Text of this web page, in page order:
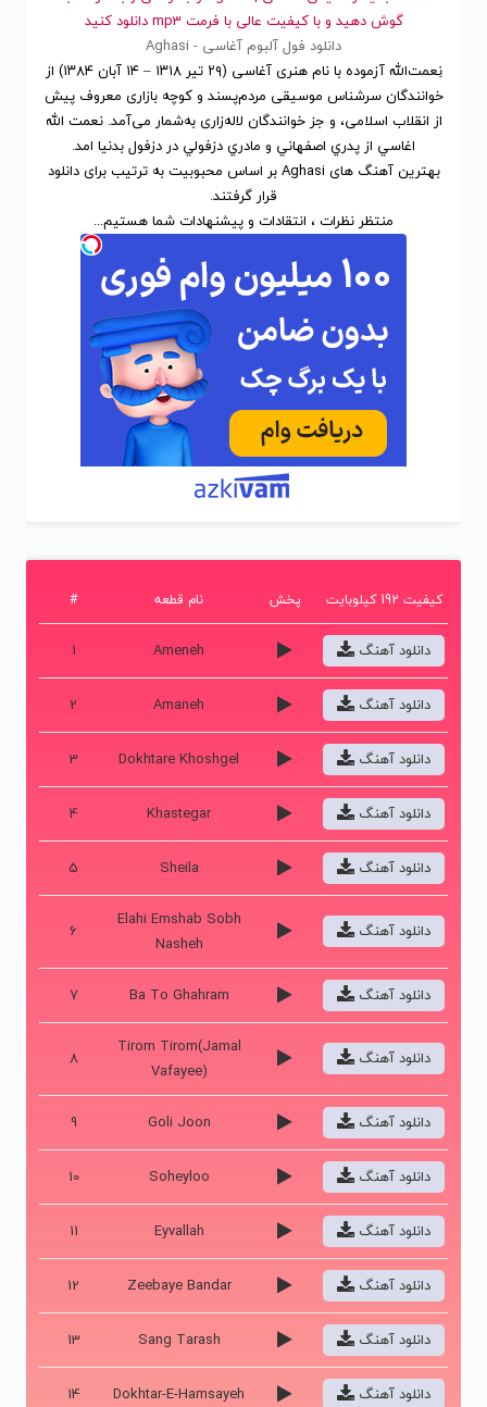
گوش دهید و با کیفیت عالی با فرمت mp3 دانلود کنید
دانلود فول آلبوم آغاسی - Aghasi
نِعمت‌الله آزموده با نام هنری آغاسی (۲۹ تیر ۱۳۱۸ – ۱۴ آبان ۱۳۸۴) از
خوانندگان سرشناس موسیقی مردم‌پسند و کوچه بازاری معروف پیش
از انقلاب اسلامی، و جز خوانندگان لاله‌زاری به‌شمار می‌آمد. نعمت الله
اغاسي از پدري اصفهاني و مادري دزفولي در دزفول بدنيا امد.
بهترین آهنگ های Aghasi
بر اساس محبوبیتبه ترتیب برایدانلود
قرار گرفتند.
منتظر نظرات ، انتقادات و پیشنهادات شما هستیم...
# نام قطعه پخش کیفیت 192 کیلوبایت
1 Ameneh دانلود آهنگ
2 Amaneh دانلود آهنگ
3 Dokhtare Khoshgel دانلود آهنگ
4 Khastegar دانلود آهنگ
5 Sheila دانلود آهنگ
6
Elahi Emshab Sobh
Nasheh
دانلود آهنگ
7 Ba To Ghahram دانلود آهنگ
8
Tirom Tirom(Jamal
Vafayee)
دانلود آهنگ
9 Goli Joon دانلود آهنگ
10 Soheyloo دانلود آهنگ
11 Eyvallah دانلود آهنگ
12 Zeebaye Bandar دانلود آهنگ
13 Sang Tarash دانلود آهنگ
14 Dokhtar-E-Hamsayeh دانلود آهنگ